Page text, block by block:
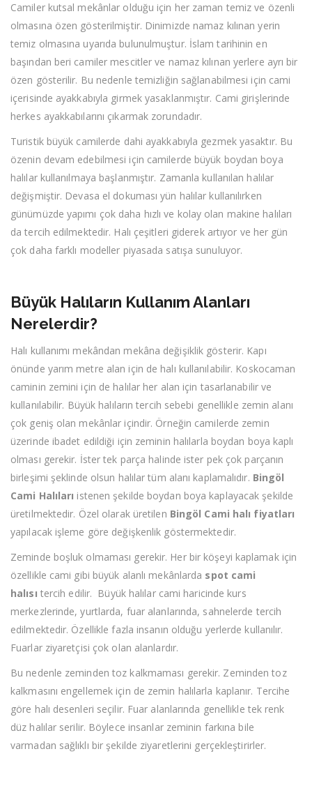
Camiler kutsal mekânlar olduğu için her zaman temiz ve özenli
olmasına özen gösterilmiştir. Dinimizde namaz kılınan yerin
temiz olmasına uyarıda bulunulmuştur. İslam tarihinin en
başından beri camiler mescitler ve namaz kılınan yerlere ayrı bir
özen gösterilir. Bu nedenle temizliğin sağlanabilmesi için cami
içerisinde ayakkabıyla girmek yasaklanmıştır. Cami girişlerinde
herkes ayakkabılarını çıkarmak zorundadır.
Turistik büyük camilerde dahi ayakkabıyla gezmek yasaktır. Bu
özenin devam edebilmesi için camilerde büyük boydan boya
halılar kullanılmaya başlanmıştır. Zamanla kullanılan halılar
değişmiştir. Devasa el dokuması yün halılar kullanılırken
günümüzde yapımı çok daha hızlı ve kolay olan makine halıları
da tercih edilmektedir. Halı çeşitleri giderek artıyor ve her gün
çok daha farklı modeller piyasada satışa sunuluyor.
Büyük Halıların Kullanım Alanları
Nerelerdir?
Halı kullanımı mekândan mekâna değişiklik gösterir. Kapı
önünde yarım metre alan için de halı kullanılabilir. Koskocaman
caminin zemini için de halılar her alan için tasarlanabilir ve
kullanılabilir. Büyük halıların tercih sebebi genellikle zemin alanı
çok geniş olan mekânlar içindir. Örneğin camilerde zemin
üzerinde ibadet edildiği için zeminin halılarla boydan boya kaplı
olması gerekir. İster tek parça halinde ister pek çok parçanın
birleşimi şeklinde olsun halılar tüm alanı kaplamalıdır. Bingöl
Cami Halıları istenen şekilde boydan boya kaplayacak şekilde
üretilmektedir. Özel olarak üretilen Bingöl Cami halı fiyatları
yapılacak işleme göre değişkenlik göstermektedir.
Zeminde boşluk olmaması gerekir. Her bir köşeyi kaplamak için
özellikle cami gibi büyük alanlı mekânlarda spot cami
halısı tercih edilir. Büyük halılar cami haricinde kurs
merkezlerinde, yurtlarda, fuar alanlarında, sahnelerde tercih
edilmektedir. Özellikle fazla insanın olduğu yerlerde kullanılır.
Fuarlar ziyaretçisi çok olan alanlardır.
Bu nedenle zeminden toz kalkmaması gerekir. Zeminden toz
kalkmasını engellemek için de zemin halılarla kaplanır. Tercihe
göre halı desenleri seçilir. Fuar alanlarında genellikle tek renk
düz halılar serilir. Böylece insanlar zeminin farkına bile
varmadan sağlıklı bir şekilde ziyaretlerini gerçekleştirirler.